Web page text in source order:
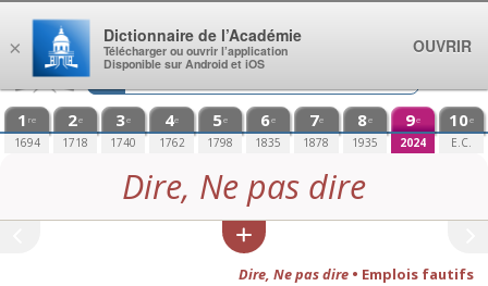
Aller au contenu
1 re
1694
2e
1718
3e
1740
4e
1762
5e
1798
6e
1835
7e
1878
8e
1935
9e
2024
10e
E.C.
Dire, Ne pas dire
Dire, Ne pas dire• Emplois fautifs
×
Dictionnaire de l’Académie
Télécharger ou ouvrir l’application
Disponible sur Android et iOS
OUVRIR